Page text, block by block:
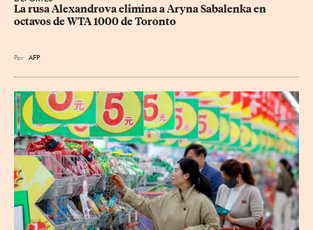
La rusa Alexandrova elimina a Aryna Sabalenka en
octavos de WTA 1000 de Toronto
Por AFP